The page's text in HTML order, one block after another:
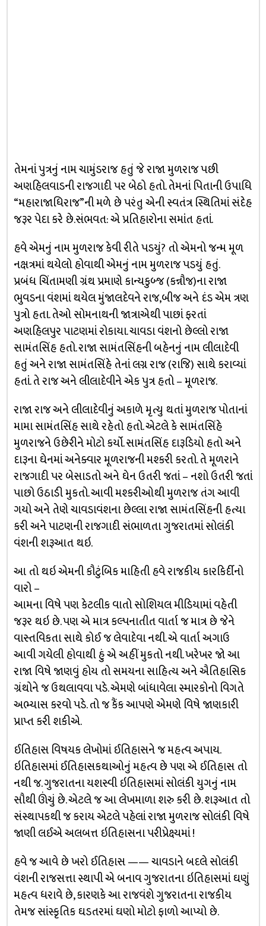
તેમનાં પુત્રનું નામ ચામુંડરાજ હતું જે રાજા મુળરાજ પછી
અણહિલવાડની રાજગાદી પર બેઠો હતો. તેમનાં પિતાની ઉપાધિ
“મહારાજાધિરાજ”ની મળે છે પરંતુ એની સ્વતંત્ર સ્થિતિમાં સંદેહ
જરૂર પેદા કરે છે.સંભવત: એ પ્રતિહારોના સમાંત હતાં.
હવે એમનું નામ મુળરાજ કેવી રીતે પડયું? તો એમનો જન્મ મૂળ
નક્ષત્રમાં થયેલો હોવાથી એમનું નામ મુળરાજ પડયું હતું.
પ્રબંધ ચિંતામણી ગ્રંથ પ્રમાણે કાન્યકુબ્જ (કન્નૌજ)ના રાજા
ભુવડના વંશમાં થયેલ મુંજાલદેવને રાજ,બીજ અને દંડ એમ ત્રણ
પુત્રો હતા. તેઓ સોમનાથની જાત્રાએથી પાછાં ફરતાં
અણહિલપુર પાટણમાં રોકાયા. ચાવડા વંશનો છેલ્લો રાજા
સામંતસિંહ હતો. રાજા સામંતસિંહની બહેનનું નામ લીલાદેવી
હતું અને રાજા સામંતસિંહે તેનાં લગ્ન રાજ (રાજિ) સાથે કરાવ્યાં
હતાં. તે રાજ અને લીલાદેવીને એક પુત્ર હતો – મૂળરાજ.
રાજા રાજ અને લીલાદેવીનું અકાળે મૃત્યુ થતાં મુળરાજ પોતાનાં
મામા સામંતસિંહ સાથે રહેતો હતો. એટલે કે સામંતસિંહે
મુળરાજને ઉછેરીને મોટો કર્યો. સામંતસિંહ દારૂડિયો હતો અને
દારૂના ઘેનમાં અનેક્વાર મૂળરાજની મશ્કરી કરતો. તે મૂળરાને
રાજગાદી પર બેસાડતો અને ઘેન ઉતરી જતાં – નશો ઉતરી જતાં
પાછો ઉઠાડી મુકતો. આવી મશ્કરીઓથી મુળરાજ તંગ આવી
ગયો અને તેણે ચાવડાવંશના છેલ્લા રાજા સામંતસિંહની હત્યા
કરી અને પાટણની રાજગાદી સંભાળતા ગુજરાતમાં સોલંકી
વંશની શરૂઆત થઇ.
આ તો થઇ એમની કૌટુંબિક માહિતી હવે રાજકીય કારકિર્દીનો
વારો –
આમના વિષે પણ કેટલીક વાતો સોશિયલ મીડિયામાં વહેતી
જરૂર થઇ છે. પણ એ માત્ર કલ્પનાતીત વાર્તા જ માત્ર છે જેને
વાસ્તવિકતા સાથે કોઈ જ લેવાદેવા નથી. એ વાર્તા અગાઉ
આવી ગયેલી હોવાથી હું એ અહીં મુકતો નથી. ખરેખર જો આ
રાજા વિષે જાણવું હોય તો સમયના સાહિત્ય અને ઐતિહાસિક
ગ્રંથોને જ ઉથલાવવા પડે. એમણે બાંધાવેલા સ્મારકોનો વિગતે
અભ્યાસ કરવો પડે. તો જ કૈંક આપણે એમણે વિષે જાણકારી
પ્રાપ્ત કરી શકીએ.
ઈતિહાસ વિષયક લેખોમાં ઈતિહાસને જ મહત્વ અપાય.
ઇતિહાસમાં ઈતિહાસકથાઓનું મહત્વ છે પણ એ ઈતિહાસ તો
નથી જ. ગુજરાતના યશસ્વી ઇતિહાસમાં સોલંકી યુગનું નામ
સૌથી ઊંચું છે. એટલે જ આ લેખમાળા શરુ કરી છે. શરૂઆત તો
સંસ્થાપકથી જ કરાય એટલે પહેલાં રાજા મુળરાજ સોલંકી વિષે
જાણી લઈએ અલબત્ત ઇતિહાસના પરીપ્રેક્ષ્યમાં !
હવે જ આવે છે ખરો ઈતિહાસ —— ચાવડાને બદલે સોલંકી
વંશની રાજસત્તા સ્થાપી એ બનાવ ગુજરાતના ઇતિહાસમાં ઘણું
મહત્વ ધરાવે છે, કારણકે આ રાજવંશે ગુજરાતના રાજકીય
તેમજ સાંસ્કૃતિક ઘડતરમાં ઘણો મોટો ફાળો આપ્યો છે.